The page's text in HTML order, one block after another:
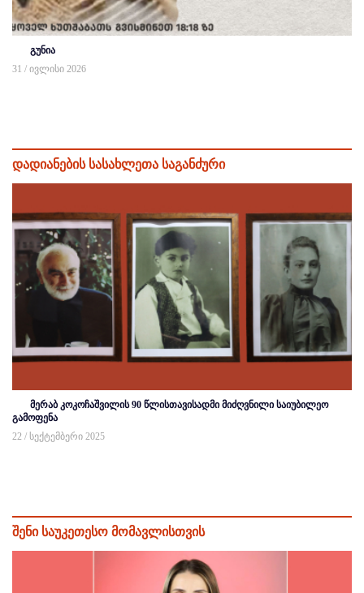
გუნია
31 / ივლისი 2026
დადიანების სასახლეთა საგანძური
მერაბ კოკოჩაშვილის 90 წლისთავისადმი მიძღვნილი საიუბილეო
გამოფენა
22 / სექტემბერი 2025
შენი საუკეთესო მომავლისთვის